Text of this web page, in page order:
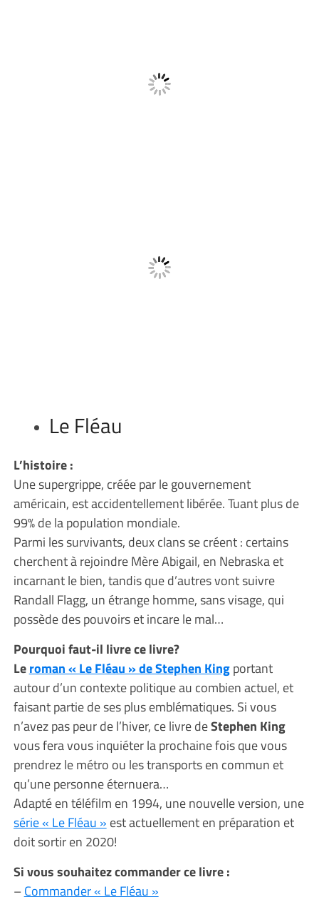
Le Fléau
L’histoire :
Une supergrippe, créée par le gouvernement
américain, est accidentellement libérée. Tuant plus de
99% de la population mondiale.
Parmi les survivants, deux clans se créent : certains
cherchent à rejoindre Mère Abigail, en Nebraska et
incarnant le bien, tandis que d’autres vont suivre
Randall Flagg, un étrange homme, sans visage, qui
possède des pouvoirs et incare le mal…
Pourquoi faut-il livre ce livre?
Leroman « Le Fléau » de Stephen Kingportant
autour d’un contexte politique au combien actuel, et
faisant partie de ses plus emblématiques. Si vous
n’avez pas peur de l’hiver, ce livre deStephen King
vous fera vous inquiéter la prochaine fois que vous
prendrez le métro ou les transports en commun et
qu’une personne éternuera…
Adapté en téléfilm en 1994, une nouvelle version, une
série « Le Fléau » est actuellement en préparation et
doit sortir en 2020!
Si vous souhaitez commander ce livre :
–Commander « Le Fléau »